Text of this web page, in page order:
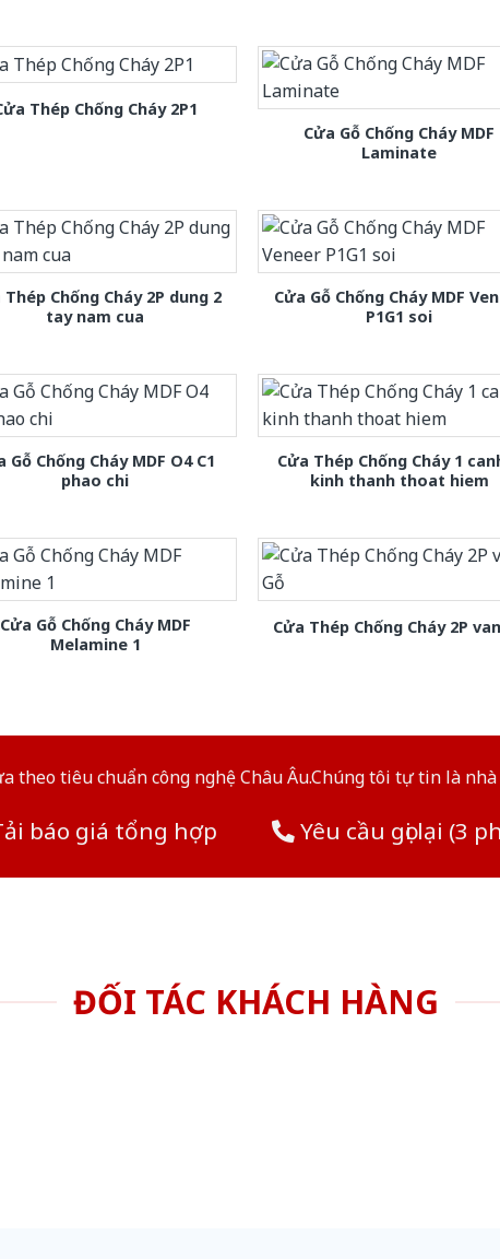
Thép Chống Cháy 2P1
Cửa Gỗ Chống Cháy MDF
Laminate
Thép Chống Cháy 2P dung 2
tay nam cua
Cửa Gỗ Chống Cháy MDF
P1G1 soi
Gỗ Chống Cháy MDF O4 C1
phao chi
Cửa Thép Chống Cháy 1
kinh thanh thoat hiem
Cửa Gỗ Chống Cháy MDF
Melamine 1
Cửa Thép Chống Cháy 2P
tiêu chuẩn công nghệ Châu Âu.Chúng tôi tự tin là
báo giá tổng hợp Yêu cầu gọi lại (3
ĐỐI TÁC KHÁCH HÀNG